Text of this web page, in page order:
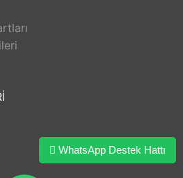
WhatsApp Destek Hattı